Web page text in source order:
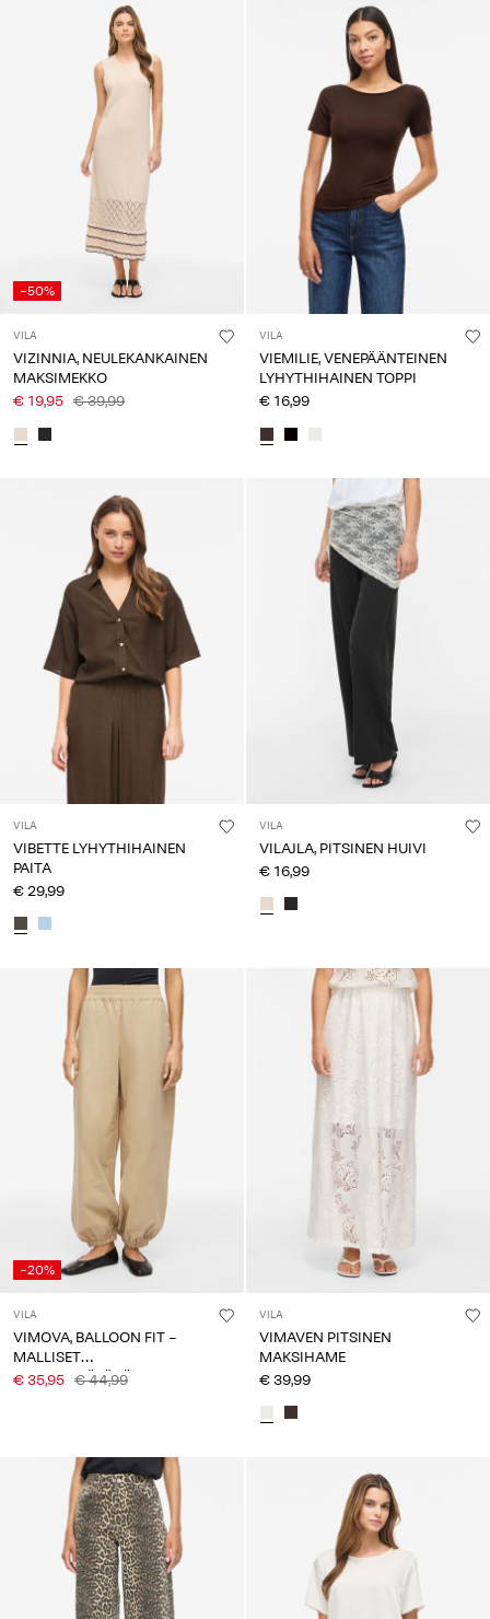
-50%
VILA
VIZINNIA, NEULEKANKAINEN
MAKSIMEKKO
€ 19,95 € 39,99
VILA
VIEMILIE, VENEPÄÄNTEINEN
LYHYTHIHAINEN TOPPI
€ 16,99
VILA
VIBETTE LYHYTHIHAINEN
PAITA
€ 29,99
VILA
VILAJLA, PITSINEN HUIVI
€ 16,99
-20%
VILA
VIMOVA, BALLOON FIT -
MALLISET
KORKEAVYÖTÄRÖISET
€ 35,95 € 44,99
VILA
VIMAVEN PITSINEN
MAKSIHAME
€ 39,99